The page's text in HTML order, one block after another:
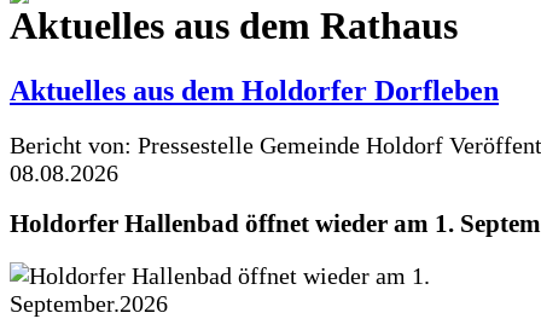
Aktuelles aus dem Rathaus
Aktuelles aus dem Holdorfer Dorfleben
Bericht von: Pressestelle Gemeinde Holdorf
08.08.2026
Holdorfer Hallenbad öffnet wieder am 1.